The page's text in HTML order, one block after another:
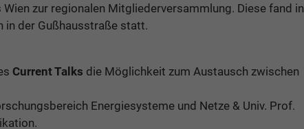
zur regionalen Mitgliederversammlung. Diese fand in
in der Gußhausstraße statt.
Current Talks die Möglichkeit zum Austausch zwischen
Energiesysteme und Netze & Univ. Prof.